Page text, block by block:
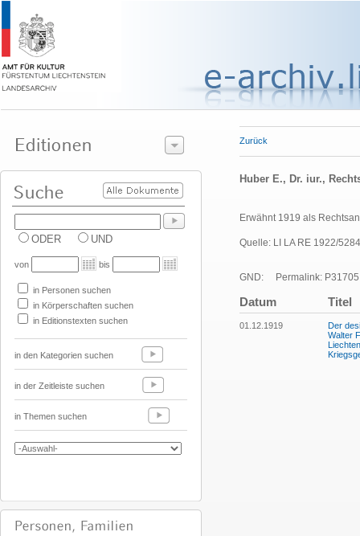
ODER UND
von bis
in Personen suchen
in Körperschaften suchen
in Editionstexten suchen
in den Kategorien suchen
in der Zeitleiste suchen
in Themen suchen
Zurück
Huber E., Dr. iur.,
Erwähnt 1919 als
Quelle: LI LA RE 1922/
GND: Permalink: P31705
Datum Titel
01.12.1919
Der
Walter